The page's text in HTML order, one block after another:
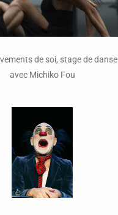
de soi, stage de danse
avec Michiko Fou